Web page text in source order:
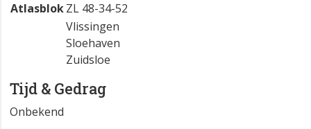
AtlasblokZL 48-34-52
Vlissingen
Sloehaven
Zuidsloe
Tijd & Gedrag
Onbekend